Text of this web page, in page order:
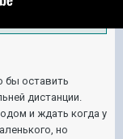
бы оставить
дистанции.
и ждать когда у
но